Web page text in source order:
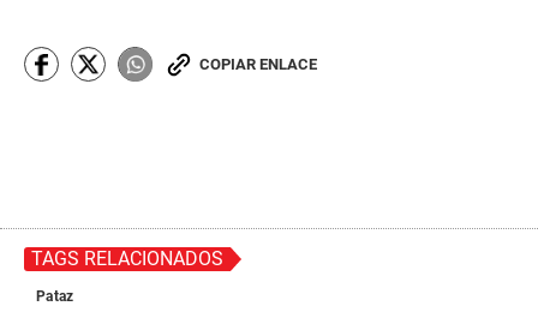
COPIAR ENLACE
TAGS RELACIONADOS
Pataz